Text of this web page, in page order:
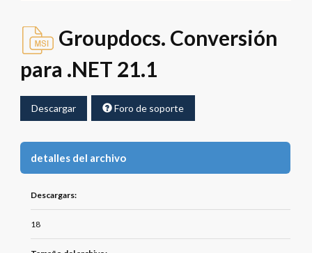
Groupdocs. Conversión
para .NET 21.1
Descargar Foro de soporte
detalles del archivo
Descargars:
18